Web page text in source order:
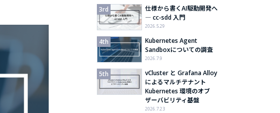
仕様から書くAI駆動開発へ
― cc-sdd 入門
2026.5.29
Kubernetes Agent
Sandboxについての調査
2026.7.9
vCluster と Grafana Alloy
によるマルチテナント
Kubernetes 環境のオブ
ザーバビリティ基盤
2026.7.23